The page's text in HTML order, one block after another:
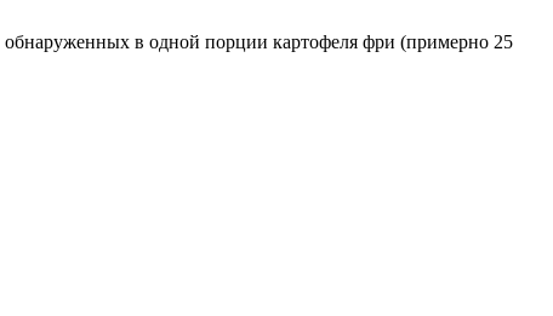
обнаруженных в одной порции картофеля фри (примерно 25